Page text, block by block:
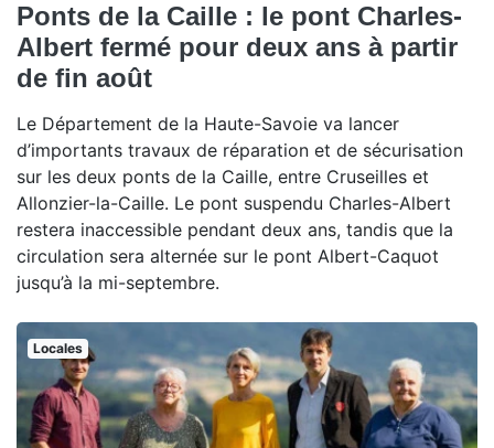
Ponts de la Caille : le pont Charles-
Albert fermé pour deux ans à partir
de fin août
Le Département de la Haute-Savoie va lancer
d’importants travaux de réparation et de sécurisation
sur les deux ponts de la Caille, entre Cruseilles et
Allonzier-la-Caille. Le pont suspendu Charles-Albert
restera inaccessible pendant deux ans, tandis que la
circulation sera alternée sur le pont Albert-Caquot
jusqu’à la mi-septembre.
Locales